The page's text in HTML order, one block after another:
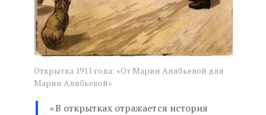
Открытка 1911 года: «От Марии Алябьевой для
Марии Алябьевой»
«В открытках отражается история